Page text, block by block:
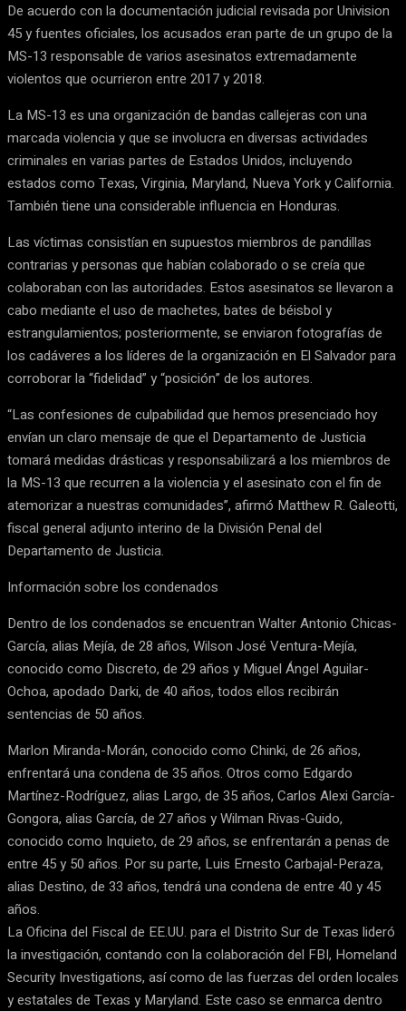
De acuerdo con la documentación judicial revisada por Univision
45 y fuentes oficiales, los acusados eran parte de un grupo de la
MS-13 responsable de varios asesinatos extremadamente
violentos que ocurrieron entre 2017 y 2018.
La MS-13 es una organización de bandas callejeras con una
marcada violencia y que se involucra en diversas actividades
criminales en varias partes de Estados Unidos, incluyendo
estados como Texas, Virginia, Maryland, Nueva York y California.
También tiene una considerable influencia en Honduras.
Las víctimas consistían en supuestos miembros de pandillas
contrarias y personas que habían colaborado o se creía que
colaboraban con las autoridades. Estos asesinatos se llevaron a
cabo mediante el uso de machetes, bates de béisbol y
estrangulamientos; posteriormente, se enviaron fotografías de
los cadáveres a los líderes de la organización en El Salvador para
corroborar la “fidelidad” y “posición” de los autores.
“Las confesiones de culpabilidad que hemos presenciado hoy
envían un claro mensaje de que el Departamento de Justicia
tomará medidas drásticas y responsabilizará a los miembros de
la MS-13 que recurren a la violencia y el asesinato con el fin de
atemorizar a nuestras comunidades”, afirmó Matthew R. Galeotti,
fiscal general adjunto interino de la División Penal del
Departamento de Justicia.
Información sobre los condenados
Dentro de los condenados se encuentran Walter Antonio Chicas-
García, alias Mejía, de 28 años, Wilson José Ventura-Mejía,
conocido como Discreto, de 29 años y Miguel Ángel Aguilar-
Ochoa, apodado Darki, de 40 años, todos ellos recibirán
sentencias de 50 años.
Marlon Miranda-Morán, conocido como Chinki, de 26 años,
enfrentará una condena de 35 años. Otros como Edgardo
Martínez-Rodríguez, alias Largo, de 35 años, Carlos Alexi García-
Gongora, alias García, de 27 años y Wilman Rivas-Guido,
conocido como Inquieto, de 29 años, se enfrentarán a penas de
entre 45 y 50 años. Por su parte, Luis Ernesto Carbajal-Peraza,
alias Destino, de 33 años, tendrá una condena de entre 40 y 45
años.
La Oficina del Fiscal de EE.UU. para el Distrito Sur de Texas lideró
la investigación, contando con la colaboración del FBI, Homeland
Security Investigations, así como de las fuerzas del orden locales
y estatales de Texas y Maryland. Este caso se enmarca dentro